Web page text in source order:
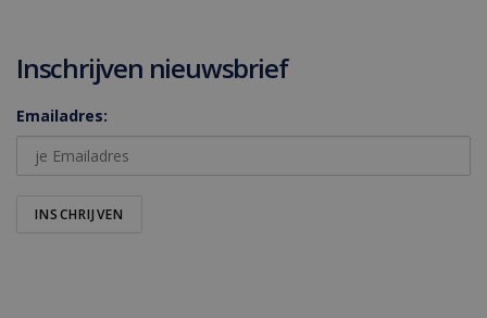
Inschrijven nieuwsbrief
Emailadres: